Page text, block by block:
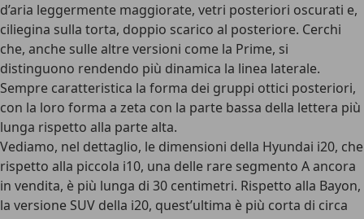
d’aria leggermente maggiorate, vetri posteriori oscurati e,
ciliegina sulla torta, doppio scarico al posteriore. Cerchi
che, anche sulle altre versioni come la Prime, si
distinguono rendendo più dinamica la linea laterale.
Sempre caratteristica la forma dei gruppi ottici posteriori,
con la loro forma a zeta con la parte bassa della lettera più
lunga rispetto alla parte alta.
Vediamo, nel dettaglio, le dimensioni della Hyundai i20, che
rispetto alla piccola i10, una delle rare segmento A ancora
in vendita, è più lunga di 30 centimetri. Rispetto alla Bayon,
la versione SUV della i20, quest’ultima è più corta di circa